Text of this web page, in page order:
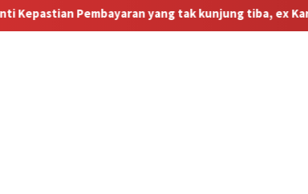
tak kunjung tiba, ex Karyawan TMP kecewa Berat”